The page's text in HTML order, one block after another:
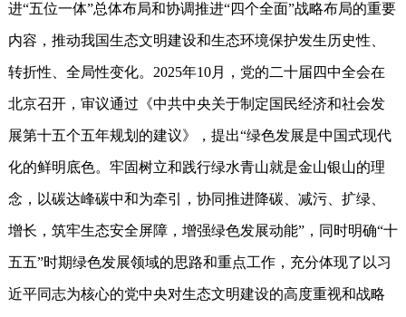
进“五位一体”总体布局和协调推进“四个全面”战略布局的重要
内容，推动我国生态文明建设和生态环境保护发生历史性、
转折性、全局性变化。2025年10月，党的二十届四中全会在
北京召开，审议通过《中共中央关于制定国民经济和社会发
展第十五个五年规划的建议》，提出“绿色发展是中国式现代
化的鲜明底色。牢固树立和践行绿水青山就是金山银山的理
念，以碳达峰碳中和为牵引，协同推进降碳、减污、扩绿、
增长，筑牢生态安全屏障，增强绿色发展动能”，同时明确“十
五五”时期绿色发展领域的思路和重点工作，充分体现了以习
近平同志为核心的党中央对生态文明建设的高度重视和战略